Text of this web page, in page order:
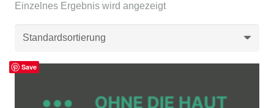
Einzelnes Ergebnis wird angezeigt
Save